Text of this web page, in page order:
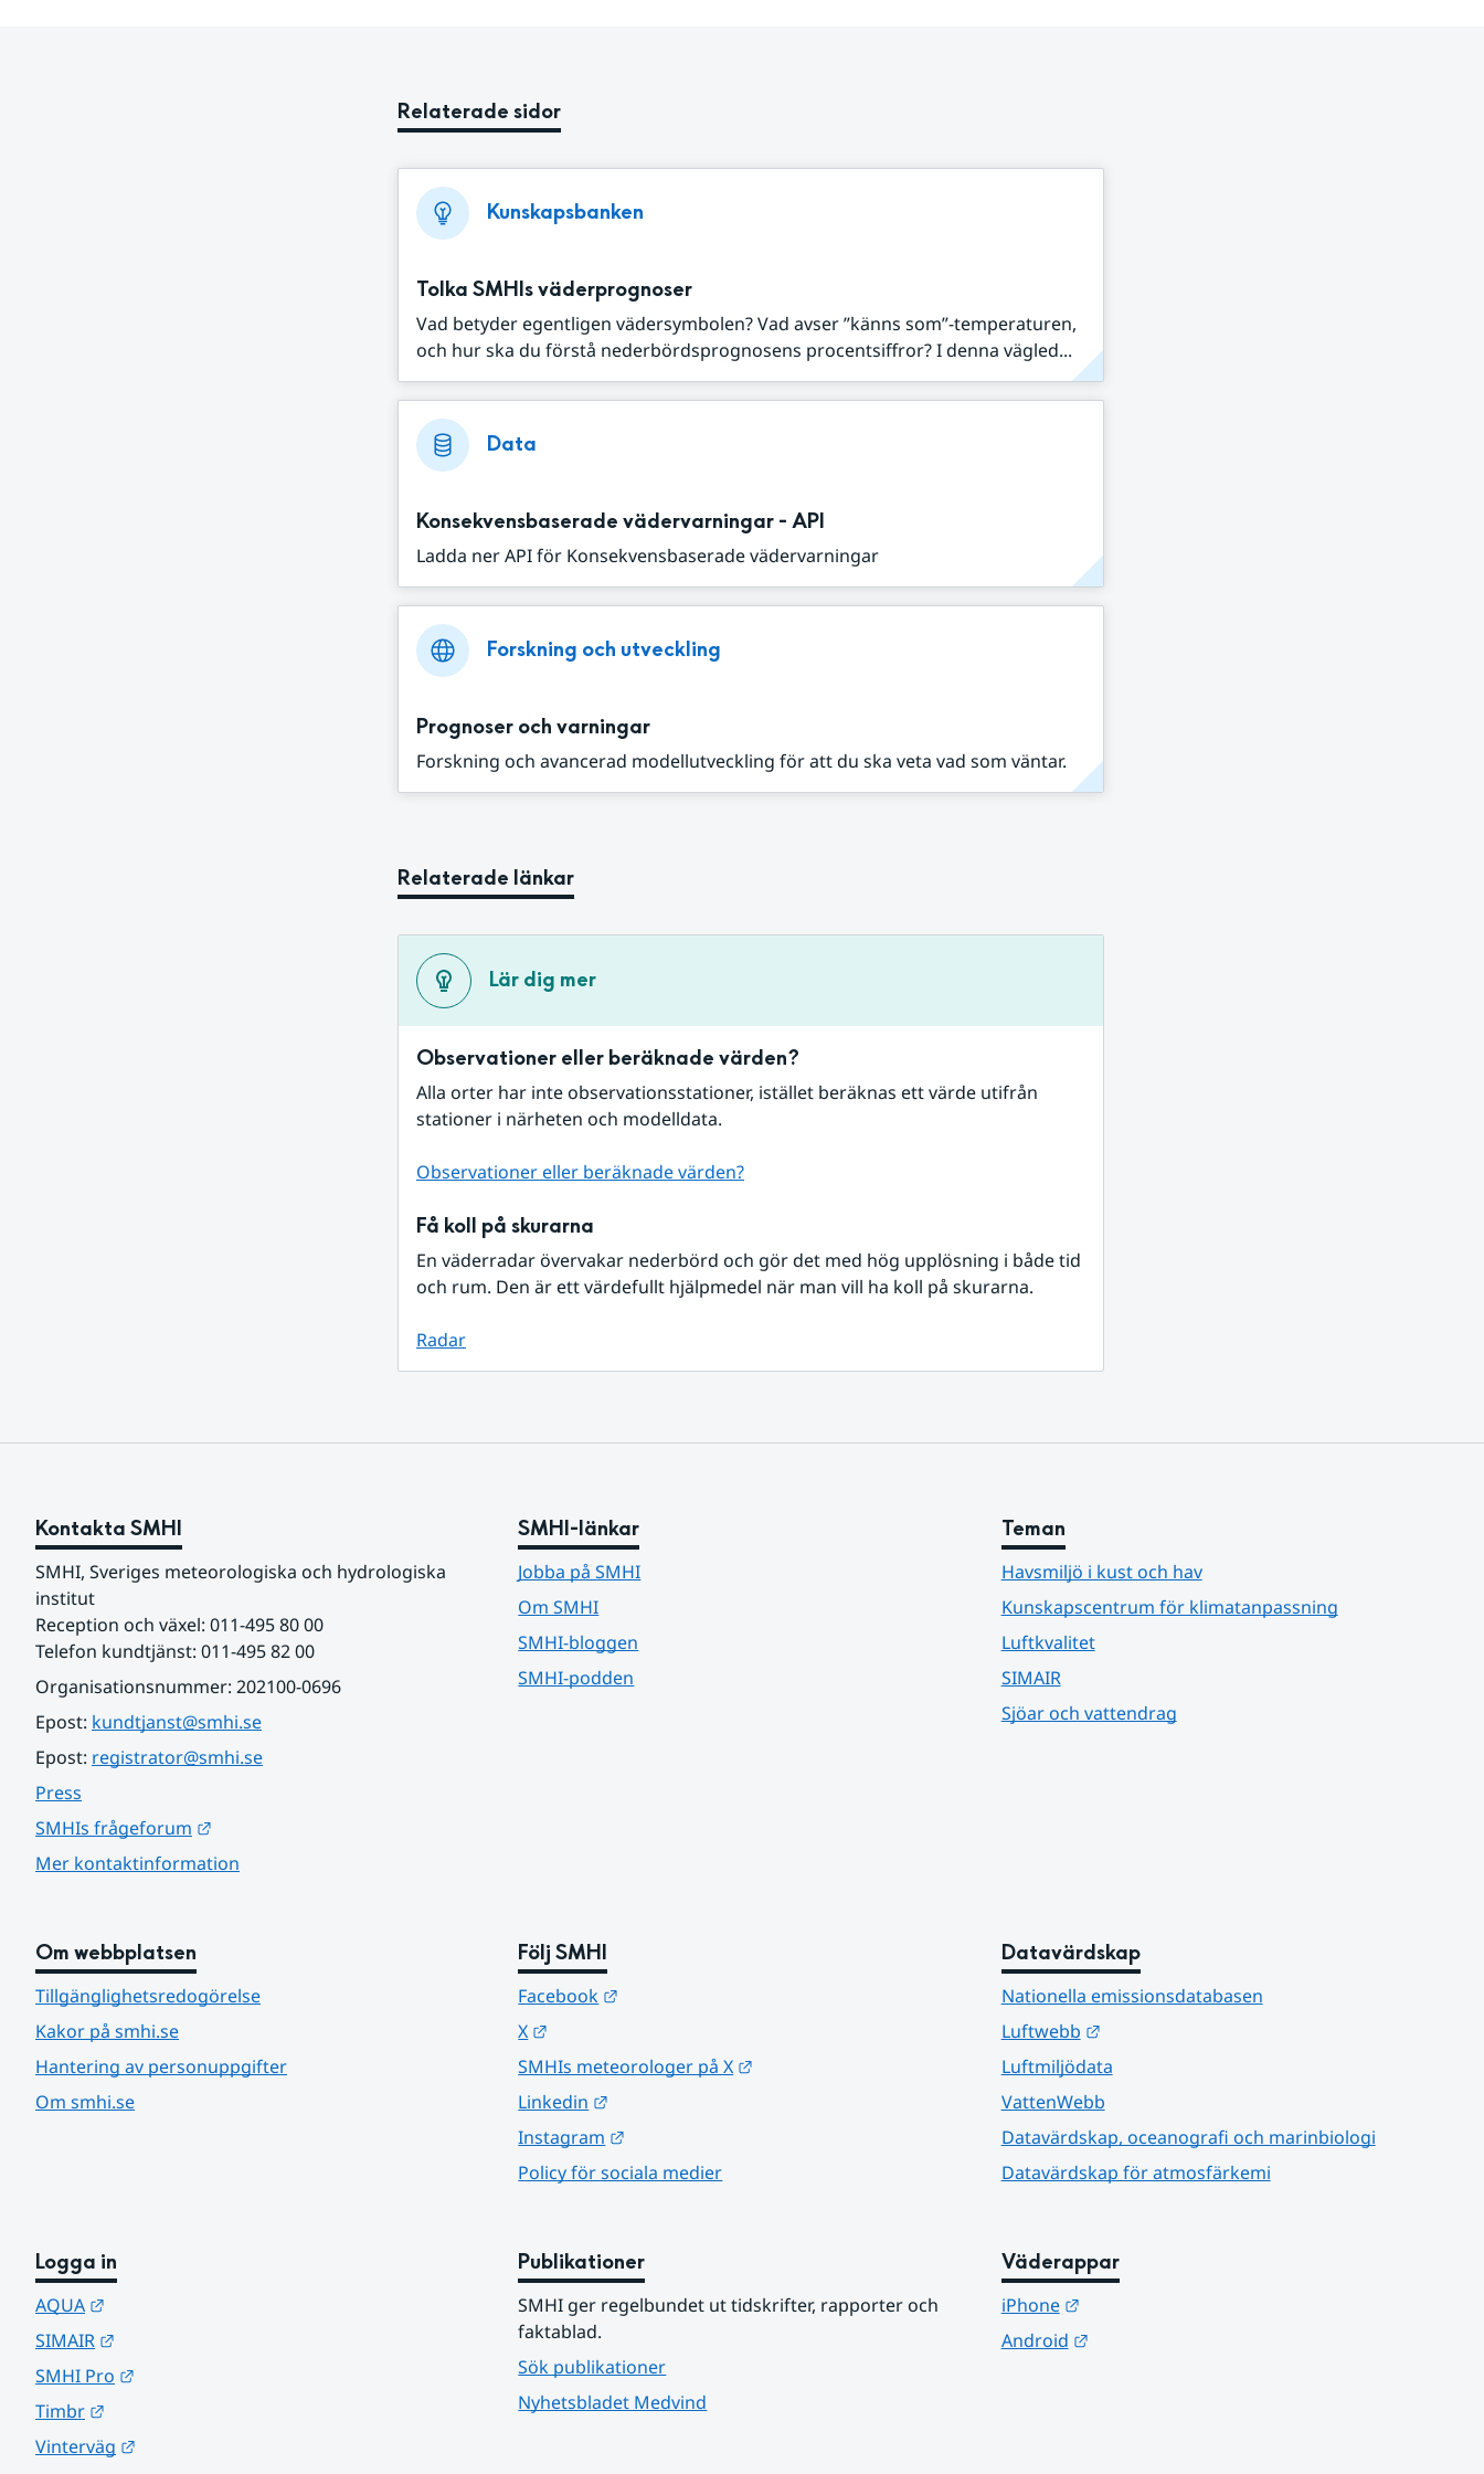
Relaterade sidor
Kunskapsbanken
Tolka SMHIs väderprognoser
Vad betyder egentligen vädersymbolen? Vad avser ”känns som”-temperaturen,
och hur ska du förstå nederbördsprognosens procentsiffror? I denna vägled...
Data
Konsekvensbaserade vädervarningar - API
Ladda ner API för Konsekvensbaserade vädervarningar
Forskning och utveckling
Prognoser och varningar
Forskning och avancerad modellutveckling för att du ska veta vad som väntar.
Relaterade länkar
Lär dig mer
Observationer eller beräknade värden?
Alla orter har inte observationsstationer, istället beräknas ett värde utifrån
stationer i närheten och modelldata.
Observationer eller beräknade värden?
Få koll på skurarna
En väderradar övervakar nederbörd och gör det med hög upplösning i både tid
och rum. Den är ett värdefullt hjälpmedel när man vill ha koll på skurarna.
Radar
Kontakta SMHI
SMHI, Sveriges meteorologiska och hydrologiska
institut
Reception och växel: 011-495 80 00
Telefon kundtjänst: 011-495 82 00
Organisationsnummer: 202100-0696
Epost: kundtjanst@smhi.se
Epost: registrator@smhi.se
Press
SMHIs frågeforum
Mer kontaktinformation
SMHI-länkar
Jobba på SMHI
Om SMHI
SMHI-bloggen
SMHI-podden
Teman
Havsmiljö i kust och hav
Kunskapscentrum för klimatanpassning
Luftkvalitet
SIMAIR
Sjöar och vattendrag
Om webbplatsen
Tillgänglighetsredogörelse
Kakor på smhi.se
Hantering av personuppgifter
Om smhi.se
Följ SMHI
Facebook
X
SMHIs meteorologer på X
Linkedin
Instagram
Policy för sociala medier
Datavärdskap
Nationella emissionsdatabasen
Luftwebb
Länk till annan webbplats.
Luftmiljödata
VattenWebb
Datavärdskap, oceanografi och marinbiologi
Datavärdskap för atmosfärkemi
Logga in
AQUA
SIMAIR
SMHI Pro
Timbr
Vinterväg
Publikationer
SMHI ger regelbundet ut tidskrifter, rapporter och
faktablad.
Sök publikationer
Nyhetsbladet Medvind
Väderappar
iPhone
Länk till annan webbplats.
Android
Länk till annan webbplats.